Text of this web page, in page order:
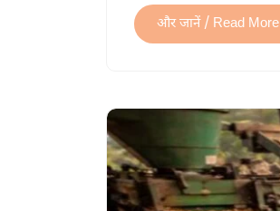
और जानें / Read More